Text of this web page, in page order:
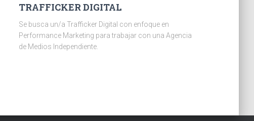
TRAFFICKER DIGITAL
Se busca un/a Trafficker Digital con enfoque en
Performance Marketing para trabajar con una Agencia
de Medios Independiente.